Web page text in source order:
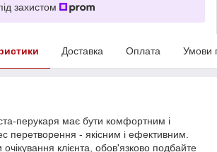
захистом
Доставка Оплата Умови
перукаря має бути комфортним і
перетворення - якісним і ефективним.
клієнта, обов'язково подбайте